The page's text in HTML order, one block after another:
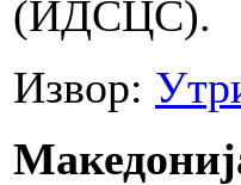
(ИДСЦС).
Извор: